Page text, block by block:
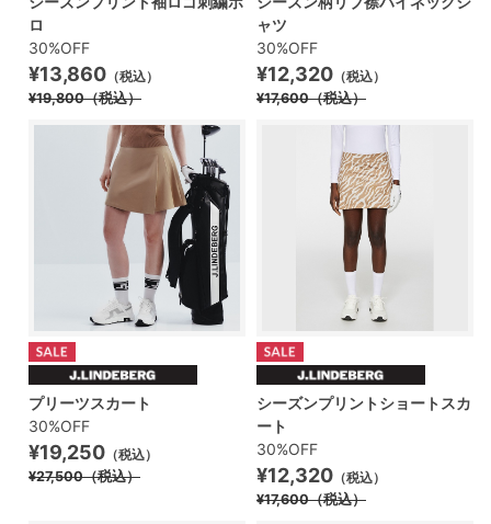
ロ
30%OFF
¥13,860 （税込）
¥19,800（税込）
ャツ
30%OFF
¥12,320 （税込）
¥17,600（税込）
プリーツスカート
30%OFF
¥19,250 （税込）
¥27,500（税込）
シーズンプリントショートスカ
ート
30%OFF
¥12,320 （税込）
¥17,600（税込）